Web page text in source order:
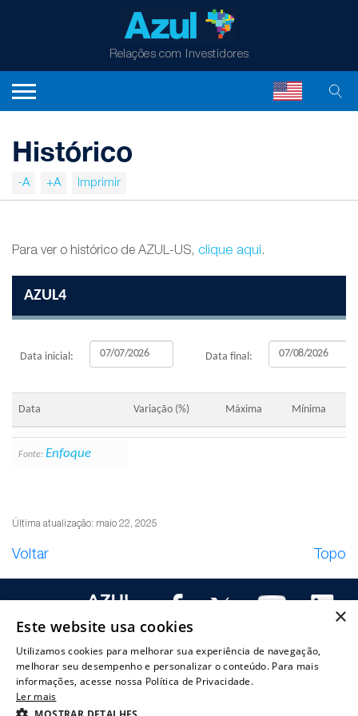
Relações com Investidores
Histórico
-A +A Imprimir
Para ver o histórico de AZUL-US, clique aqui .
AZUL4
Data inicial: Data final:
Data Variação (%) Máxima Mínima
Fonte: Enfoque
Última atualização: maio 22, 2025
Voltar Topo
Azul
Governança
corporativa
Informações Documentos
Azul | Relações com Investidores © 2019 - Todos os direitos reservados. |
×
Este website usa cookies
Utilizamos cookies para melhorar sua experiência de navegação,
melhorar seu desempenho e personalizar o conteúdo. Para mais
informações, acesse nossa Política de Privacidade.
Ler mais